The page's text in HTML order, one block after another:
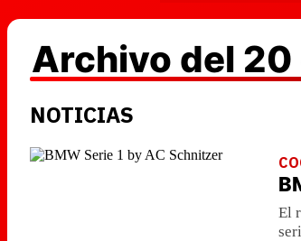
Archivo del
NOTICIAS
El